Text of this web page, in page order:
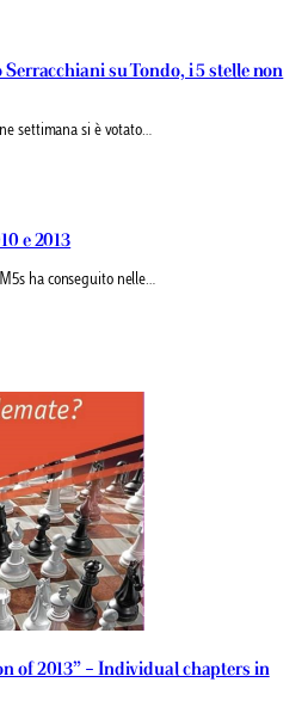
su Tondo, i 5 stelle non
settimana si è votato…
e 2013
ha conseguito nelle…
of 2013” – Individual chapters in